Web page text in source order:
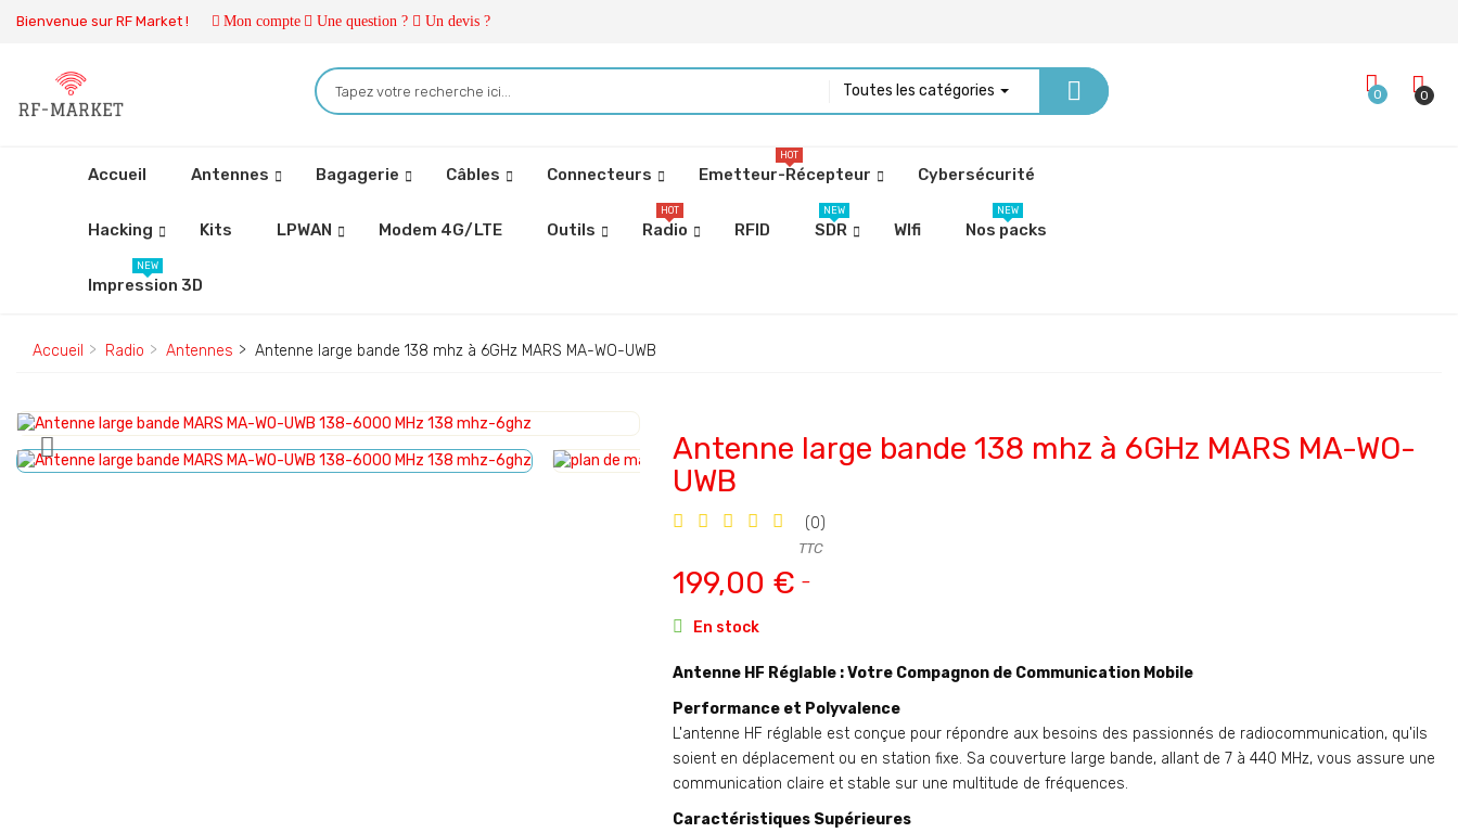
Bienvenue sur RF Market ! Mon compte Une question ? Un devis ?
Toutes les catégories 0 0
Accueil Antennes Bagagerie Câbles Connecteurs Emetteur-Récepteur
HOT
Cybersécurité
Hacking Kits LPWAN Modem 4G/LTE Outils Radio
HOT
RFID SDR
NEW
WIfi Nos packs
NEW
Impression 3D
NEW
Accueil Radio Antennes Antenne large bande 138 mhz à 6GHz MARS MA-WO-UWB
Antenne large bande 138 mhz à 6GHz MARS MA-WO-
UWB
(0)
199,00 €
TTC
 En stock
Antenne HF Réglable : Votre Compagnon de Communication Mobile
Performance et Polyvalence
L'antenne HF réglable est conçue pour répondre aux besoins des passionnés de radiocommunication, qu'ils
soient en déplacement ou en station fixe. Sa couverture large bande, allant de 7 à 440 MHz, vous assure une
communication claire et stable sur une multitude de fréquences.
Caractéristiques Supérieures